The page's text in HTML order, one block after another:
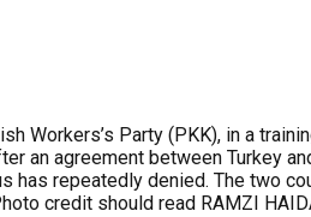
Workers’s Party (PKK), in a
an agreement between Turkey
has repeatedly denied. The two
credit should read RAMZI